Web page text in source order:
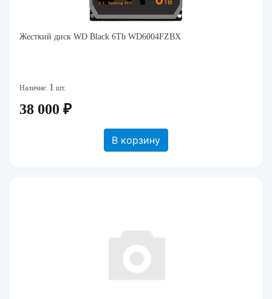
Жесткий диск WD Black 6Tb WD6004FZBX
Наличие: 1 шт.
38 000 ₽
В корзину